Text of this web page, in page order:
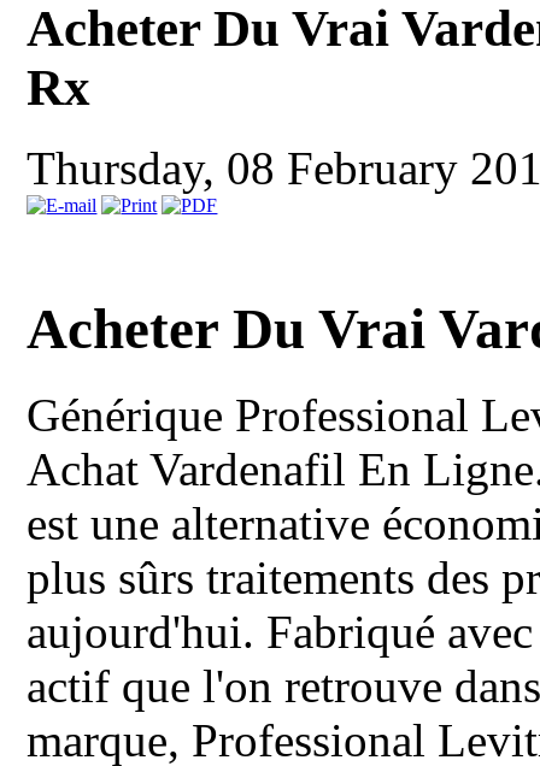
Acheter Du Vrai
Rx
Thursday, 08 February
Acheter Du Vrai
Générique Professional
Achat Vardenafil En
est une alternative
plus sûrs traitements des
aujourd'hui. Fabriqué
actif que l'on retrouve
marque, Professional